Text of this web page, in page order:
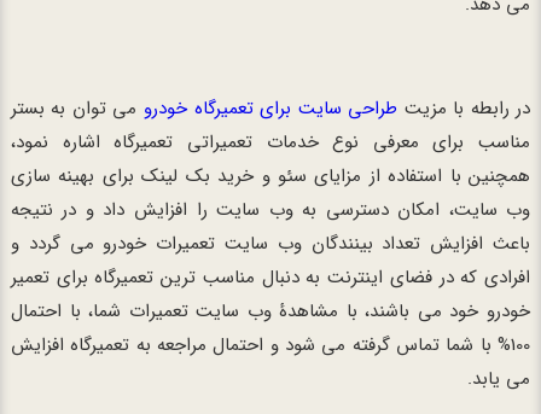
در رابطه با مزیت طراحی سایت برای تعمیرگاه خودرو می توان به بستر
مناسب برای معرفی نوع خدمات تعمیراتی تعمیرگاه اشاره نمود،
همچنین با استفاده از مزایای سئو و خرید بک لینک برای بهینه سازی
وب سایت، امکان دسترسی به وب سایت را افزایش داد و در نتیجه
باعث افزایش تعداد بینندگان وب سایت تعمیرات خودرو می گردد و
افرادی که در فضای اینترنت به دنبال مناسب ترین تعمیرگاه برای تعمیر
خودرو خود می باشند، با مشاهدۀ وب سایت تعمیرات شما، با احتمال
100% با شما تماس گرفته می شود و احتمال مراجعه به تعمیرگاه افزایش
می یابد.